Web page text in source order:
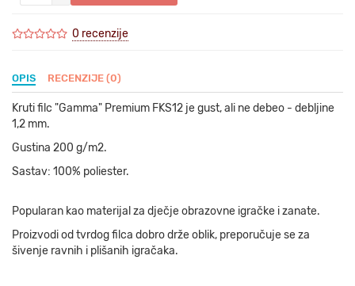
0 recenzije
OPIS RECENZIJE (0)
Kruti filc "Gamma" Premium FKS12 je gust, ali ne debeo - debljine
1,2 mm.
Gustina 200 g/m2.
Sastav: 100% poliester.
Popularan kao materijal za dječje obrazovne igračke i zanate.
Proizvodi od tvrdog filca dobro drže oblik, preporučuje se za
šivenje ravnih i plišanih igračaka.